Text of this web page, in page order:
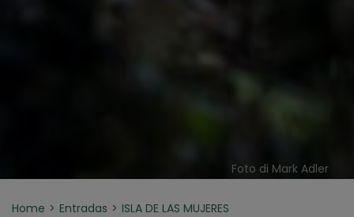
Foto di Mark Adler
Home Entradas ISLA DE LAS MUJERES